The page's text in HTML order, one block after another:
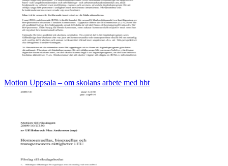
Motion Uppsala – om skolans arbete med hbt